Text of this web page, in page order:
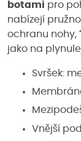
botami pro
nabízejí
ochranu nohy,
jako na
Svršek:
Vnější